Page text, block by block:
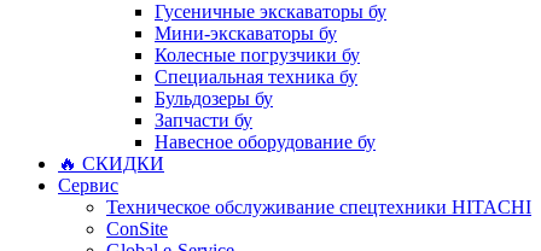
Гусеничные экскаваторы бу
Мини-экскаваторы бу
Колесные погрузчики бу
Специальная техника бу
Бульдозеры бу
Запчасти бу
Навесное оборудование бу
🔥 СКИДКИ
Сервис
Техническое обслуживание спецтехники HITACHI
ConSite